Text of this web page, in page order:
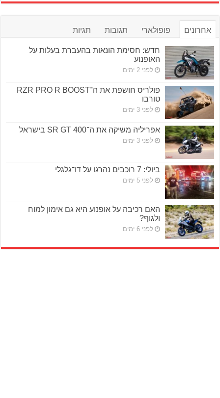
אחרונים פופולארי תגובות תגיות
חדש: חסימת הונאות בהעברת בעלות על
האופנוע
לפני 2 ימים
פולריס חושפת את ה־RZR PRO R BOOST
טורבו
לפני 3 ימים
אפריליה משיקה את ה־SR GT 400 בישראל
לפני 3 ימים
ביולי: 7 רוכבים נהרגו על דו־גלגלי
לפני 5 ימים
האם רכיבה על אופנוע היא גם אימון למוח
ולגוף?
לפני 6 ימים